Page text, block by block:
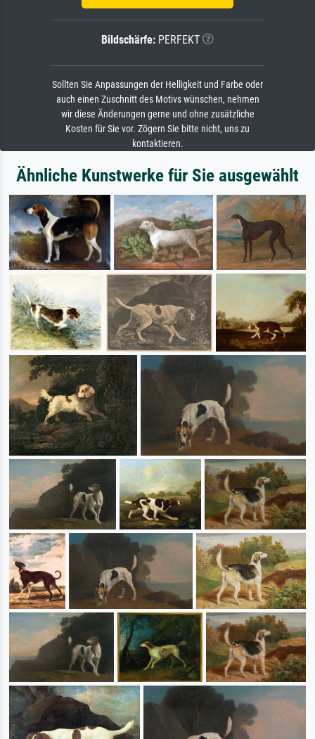
Bildschärfe: PERFEKT
Sollten Sie Anpassungen der Helligkeit und Farbe oder
auch einen Zuschnitt des Motivs wünschen, nehmen
wir diese Änderungen gerne und ohne zusätzliche
Kosten für Sie vor. Zögern Sie bitte nicht, uns zu
kontaktieren.
Ähnliche Kunstwerke für Sie ausgewählt